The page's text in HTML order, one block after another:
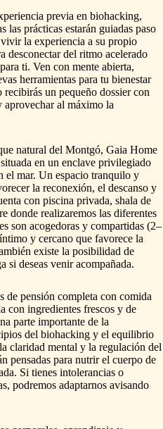
previa en biohacking,
las prácticas estarán guiadas paso
vivir la experiencia a su propio
desconectar del ritmo acelerado
para ti. Ven con mente abierta,
herramientas para tu bienestar
recibirás un pequeño dossier con
aprovechar al máximo la
natural del Montgó, Gaia Home
situada en un enclave privilegiado
el mar. Un espacio tranquilo y
la reconexión, el descanso y
con piscina privada, shala de
donde realizaremos las diferentes
son acogedoras y compartidas (2–
íntimo y cercano que favorece la
existe la posibilidad de
si deseas venir acompañada.
de pensión completa con comida
con ingredientes frescos y de
parte importante de la
del biohacking y el equilibrio
la claridad mental y la regulación del
pensadas para nutrir el cuerpo de
Si tienes intolerancias o
podremos adaptarnos avisando